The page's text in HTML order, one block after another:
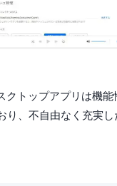
トップアプリは機能
り、不自由なく充実